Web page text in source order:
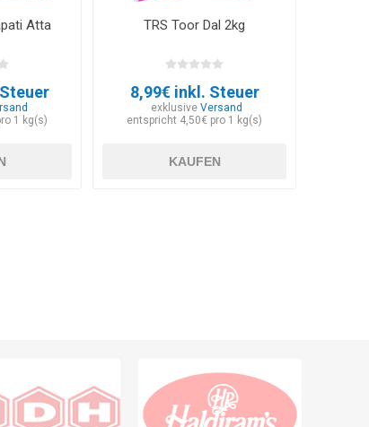
Atta
1 kg(s)
TRS Toor Dal 2kg
8,99€ inkl. Steuer
exklusiveVersand
entspricht 4,50€ pro 1 kg(s)
KAUFEN